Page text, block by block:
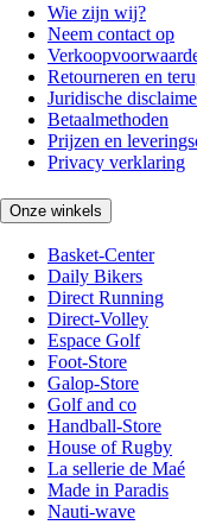
Wie zijn wij?
Neem contact op
Retourneren en
Juridische
Betaalmethoden
Prijzen en
Privacy verklaring
Onze winkels
Basket-Center
Daily Bikers
Direct Running
Direct-Volley
Espace Golf
Foot-Store
Galop-Store
Golf and co
Handball-Store
House of Rugby
La sellerie de Maé
Made in Paradis
Nauti-wave